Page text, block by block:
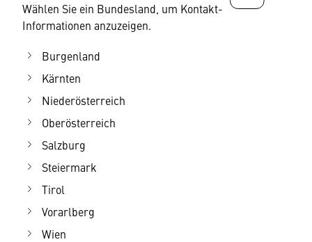
Wählen Sie ein Bundesland, um Kontakt-
Informationen anzuzeigen.
Burgenland
Kärnten
Niederösterreich
Oberösterreich
Salzburg
Steiermark
Tirol
Vorarlberg
Wien